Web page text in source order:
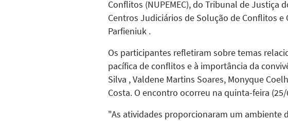
Conflitos (NUPEMEC), do Tribunal de Justiça
Centros Judiciários de Solução de Conflitos e
Parfieniuk .
Os participantes refletiram sobre temas
pacífica de conflitos e à importância da
Silva , Valdene Martins Soares, Monyque
Costa. O encontro ocorreu na quinta-feira (25/
"As atividades proporcionaram um ambiente